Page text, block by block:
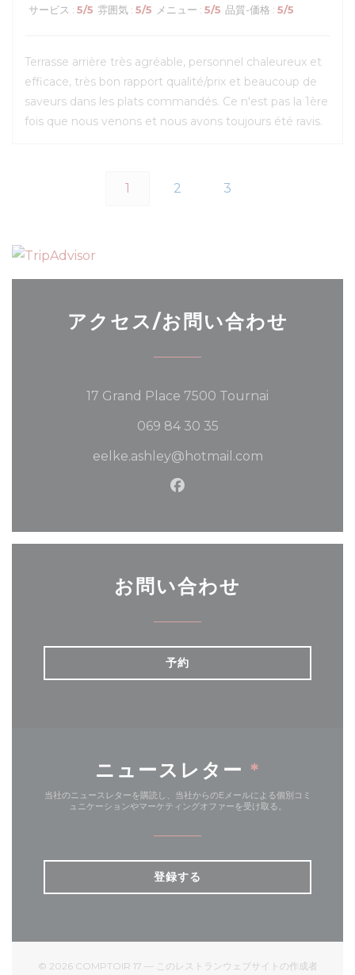
サービス : 5/5 雰囲気 : 5/5 メニュー : 5/5 品質-価格 : 5/5
Terrasse arrière très agréable, personnel chaleureux et
efficace, très bon rapport qualité/prix et beaucoup de
saveurs dans les plats commandés. Ce n'est pas la 1ère
fois que nous venons et nous avons toujours été ravis.
1 2 3
アクセス/お問い合わせ
17 Grand Place 7500 Tournai
069 84 30 35
eelke.ashley@hotmail.com
Facebook ((新しいウィン
お問い合わせ
予約
ニュースレター *
当社のニュースレターを購読し、当社からのEメールによる個別コミ
ュニケーションやマーケティングオファーを受け取る。
登録する
© 2026 COMPTOIR 17 — このレストランウェブサイトの作成者